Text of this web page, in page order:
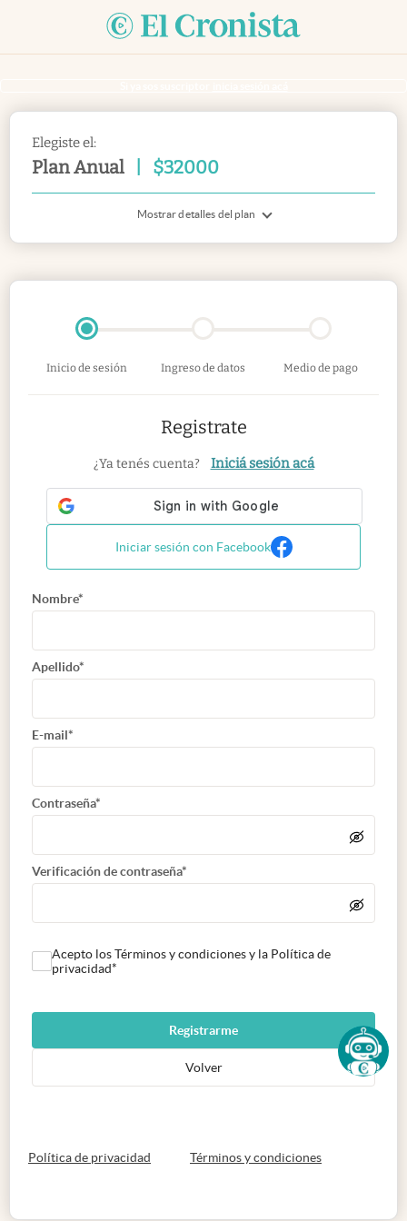
Elegiste el:
Plan Anual $32000
Mostrar detalles del plan
Inicio de sesión Ingreso de datos Medio de pago
Registrate
¿Ya tenés cuenta? Iniciá sesión acá
Iniciar sesión con Facebook
Nombre*
Apellido*
E-mail*
Contraseña*
Verificación de contraseña*
Acepto los Términos y condiciones y la Política de
privacidad*
Registrarme
Volver
Política de privacidad abre en nueva pestaña
Términos y condicionesabre en nueva